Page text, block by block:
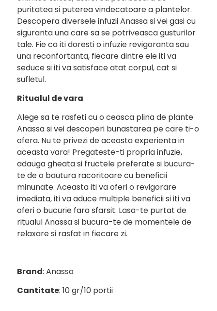
puritatea si puterea vindecatoare a plantelor.
Descopera diversele infuzii Anassa si vei gasi cu
siguranta una care sa se potriveasca gusturilor
tale. Fie ca iti doresti o infuzie revigoranta sau
una reconfortanta, fiecare dintre ele iti va
seduce si iti va satisface atat corpul, cat si
sufletul.
Ritualul de vara
Alege sa te rasfeti cu o ceasca plina de plante
Anassa si vei descoperi bunastarea pe care ti-o
ofera. Nu te privezi de aceasta experienta in
aceasta vara! Pregateste-ti propria infuzie,
adauga gheata si fructele preferate si bucura-
te de o bautura racoritoare cu beneficii
minunate. Aceasta iti va oferi o revigorare
imediata, iti va aduce multiple beneficii si iti va
oferi o bucurie fara sfarsit. Lasa-te purtat de
ritualul Anassa si bucura-te de momentele de
relaxare si rasfat in fiecare zi.
Brand: Anassa
Cantitate: 10 gr/10 portii